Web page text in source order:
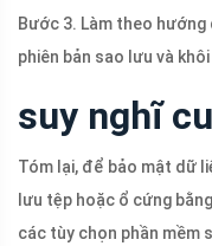
Bước 3. Làm theo
phiên bản sao lưu và
suy nghĩ
Tóm lại, để bảo mật dữ
lưu tệp hoặc ổ cứng
các tùy chọn phần mềm